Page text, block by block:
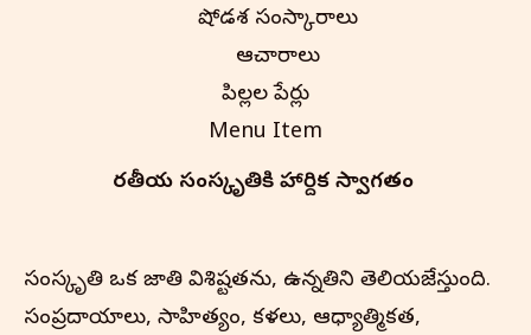
షోడశ సంస్కారాలు
ఆచారాలు
పిల్లల పేర్లు
Menu Item
భారతీయ సంస్కృతి‌కి హార్దిక స్వాగతం
సంస్కృతి ఒక జాతి విశిష్టతను, ఉన్నతిని తెలియజేస్తుంది.
సంప్రదాయాలు, సాహిత్యం, కళలు, ఆధ్యాత్మికత,